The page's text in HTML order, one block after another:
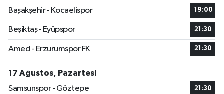
Başakşehir - Kocaelispor
19:00
Beşiktaş - Eyüpspor 21:30
Amed - Erzurumspor FK 21:30
17 Ağustos, Pazartesi
Samsunspor - Göztepe
21:30